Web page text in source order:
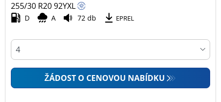
255/30 R2092YXL
D A 72 db EPREL
ŽÁDOST O CENOVOU NABÍDKU